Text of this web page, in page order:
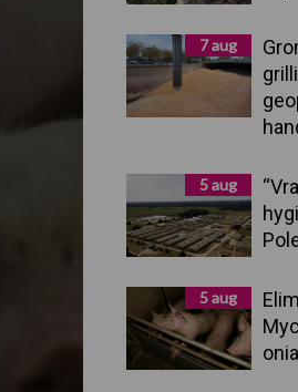
7 aug
5 aug
5 aug